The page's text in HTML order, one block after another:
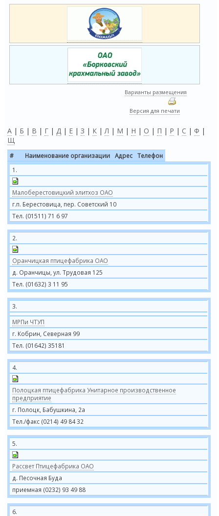
Варианты размещения
Версия для печати
А | Б | В | Г | Д | Е | З | К |Л | М | Н | О | П | Р | С | Ф |
Щ
# Наименование организации Адрес
Телефон
1.
Малоберестовицкий элитхоз ОАО
г.п. Берестовица, пер. Советский 10
Тел. (01511) 71 6 97
2.
Оранчицкая птицефабрика ОАО
д. Оранчицы, ул. Трудовая 125
Тел. (01632) 3 11 95
3.
МРПи ЧТУП
г. Кобрин, Северная 99
Тел. (01642) 35181
4.
Полоцкая птицефабрика Унитарное производственное
предприятие
г. Полоцк, Бабушкина, 2а
Тел./факс (0214) 49 84 32
5.
Рассвет Птицефабрика ОАО
д. Песочная Буда
приемная (0232) 93 49 88
6.